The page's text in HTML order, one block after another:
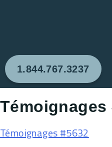
1.844.767.3237
Témoignages
Témoignages #5632